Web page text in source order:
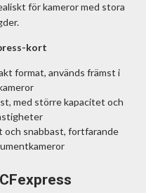
för kameror med stora
kort
format, används främst i
med större kapacitet och
snabbast, fortfarande